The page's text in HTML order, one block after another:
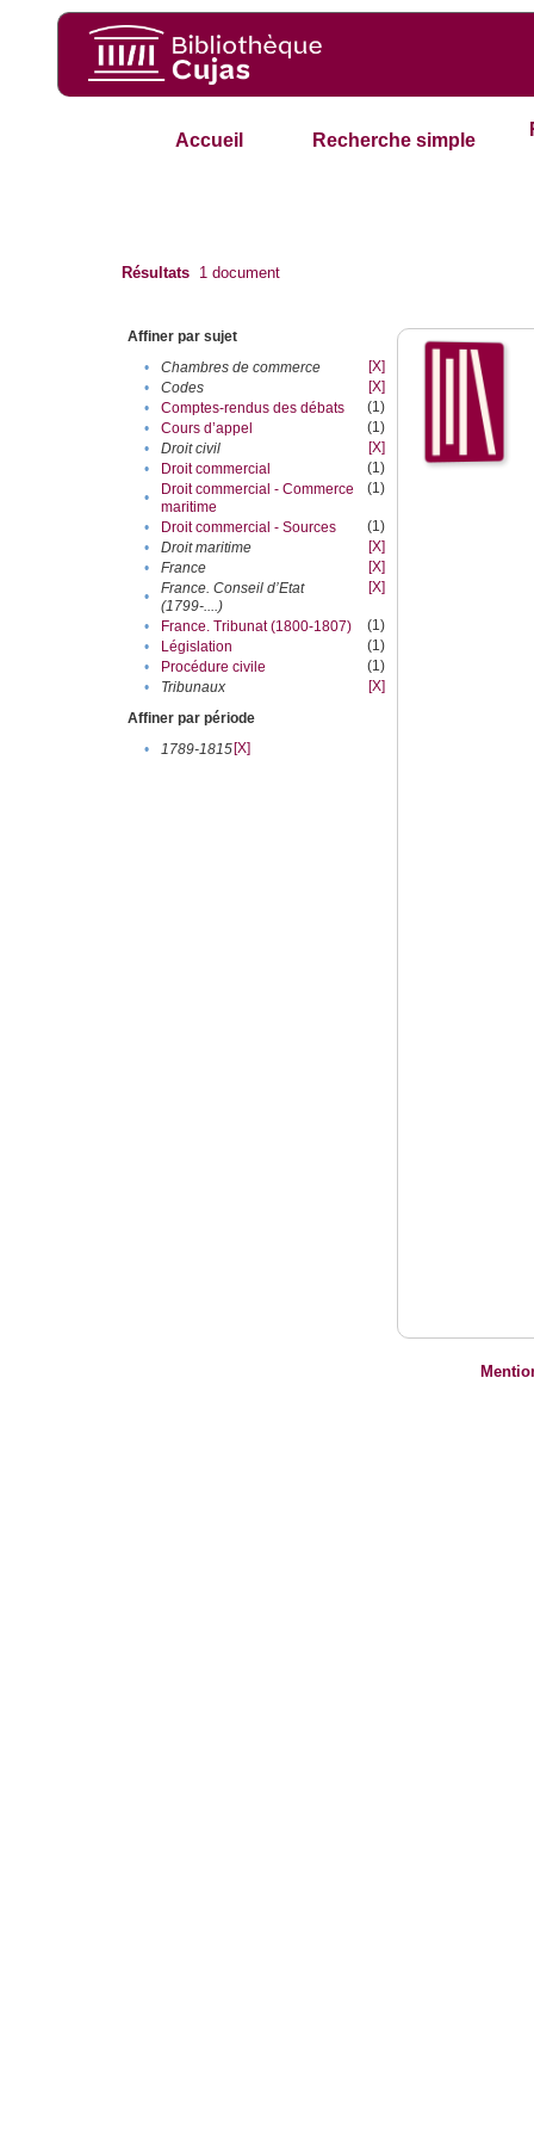
Accueil Recherche simple
Résultats 1 document
Affiner par sujet
•
Chambres de commerce
[X]
•
Codes
[X]
•
Comptes-rendus des débats
(1)
•
Cours d’appel
(1)
•
Droit civil
[X]
•
Droit commercial
(1)
•
Droit commercial - Commerce
maritime
(1)
• Droit commercial - Sources
(1)
•
Droit maritime
[X]
•
France
[X]
•
France. Conseil d’Etat
(1799-....)
[X]
• France. Tribunat (1800-1807)
(1)
•
Législation
(1)
•
Procédure civile
(1)
•
Tribunaux
[X]
Affiner par période
•
1789-1815[X]